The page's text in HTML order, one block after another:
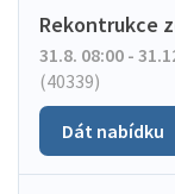
Rekontrukce
31.8. 08:00 -
(40339)
Dát nabídku